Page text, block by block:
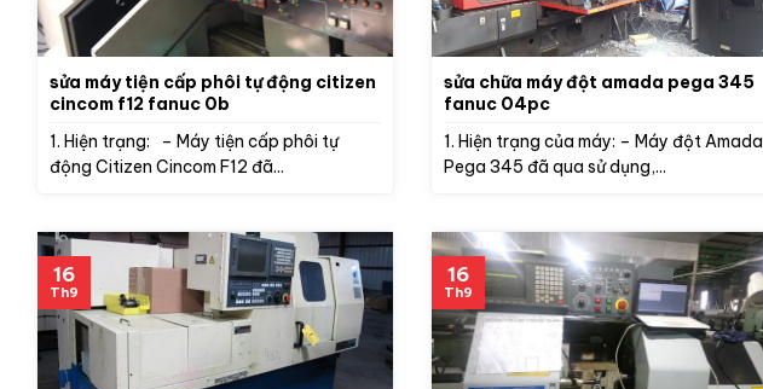
sửa máy tiện cấp phôi tự động citizen
cincom f12 fanuc 0b
1. Hiện trạng: – Máy tiện cấp phôi tự
động Citizen Cincom F12 đã...
sửa chữa máy đột amada pega 345
fanuc 04pc
1. Hiện trạng của máy: – Máy đột Amada
Pega 345 đã qua sử dụng,...
16
Th9
16
Th9